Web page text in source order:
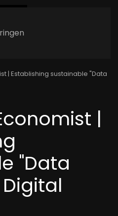
| Establishing sustainable "Data
|
"Data